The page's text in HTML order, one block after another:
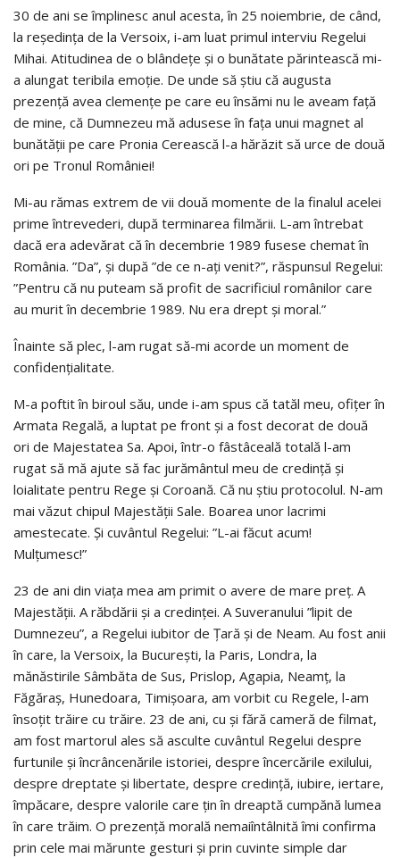
30 de ani se împlinesc anul acesta, în 25 noiembrie, de când,
la reședința de la Versoix, i-am luat primul interviu Regelui
Mihai. Atitudinea de o blândețe și o bunătate părintească mi-
a alungat teribila emoție. De unde să știu că augusta
prezență avea clemențe pe care eu însămi nu le aveam față
de mine, că Dumnezeu mă adusese în fața unui magnet al
bunătății pe care Pronia Cerească l-a hărăzit să urce de două
ori pe Tronul României!
Mi-au rămas extrem de vii două momente de la finalul acelei
prime întrevederi, după terminarea filmării. L-am întrebat
dacă era adevărat că în decembrie 1989 fusese chemat în
România. ”Da”, și după ”de ce n-ați venit?”, răspunsul Regelui:
”Pentru că nu puteam să profit de sacrificiul românilor care
au murit în decembrie 1989. Nu era drept și moral.”
Înainte să plec, l-am rugat să-mi acorde un moment de
confidențialitate.
M-a poftit în biroul său, unde i-am spus că tatăl meu, ofițer în
Armata Regală, a luptat pe front și a fost decorat de două
ori de Majestatea Sa. Apoi, într-o fâstâceală totală l-am
rugat să mă ajute să fac jurământul meu de credință și
loialitate pentru Rege și Coroană. Că nu știu protocolul. N-am
mai văzut chipul Majestății Sale. Boarea unor lacrimi
amestecate. Și cuvântul Regelui: ”L-ai făcut acum!
Mulțumesc!”
23 de ani din viața mea am primit o avere de mare preț. A
Majestății. A răbdării și a credinței. A Suveranului ”lipit de
Dumnezeu”, a Regelui iubitor de Țară și de Neam. Au fost anii
în care, la Versoix, la București, la Paris, Londra, la
mănăstirile Sâmbăta de Sus, Prislop, Agapia, Neamț, la
Făgăraș, Hunedoara, Timișoara, am vorbit cu Regele, l-am
însoțit trăire cu trăire. 23 de ani, cu și fără cameră de filmat,
am fost martorul ales să asculte cuvântul Regelui despre
furtunile și încrâncenările istoriei, despre încercările exilului,
despre dreptate și libertate, despre credință, iubire, iertare,
împăcare, despre valorile care țin în dreaptă cumpănă lumea
în care trăim. O prezență morală nemaiîntâlnită îmi confirma
prin cele mai mărunte gesturi și prin cuvinte simple dar